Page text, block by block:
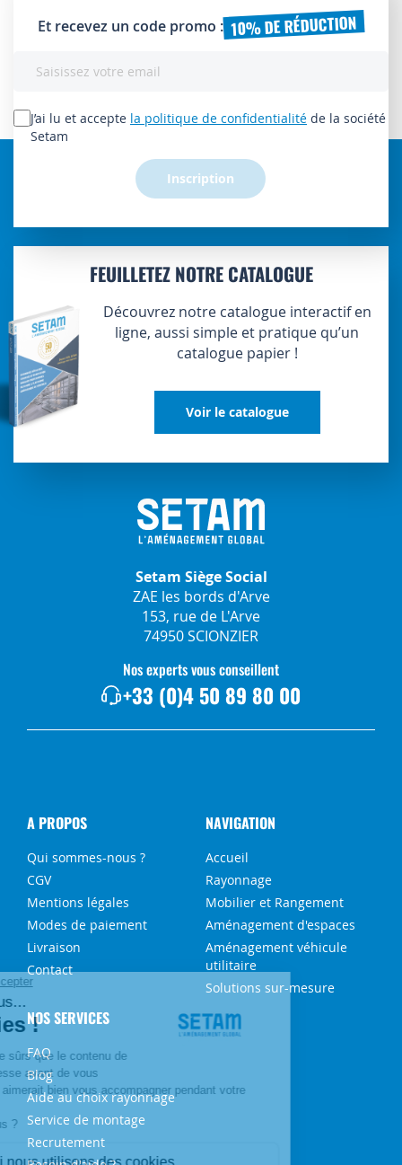
Et recevez un code promo : 10% DE RÉDUCTION
lettre
d’information
J’ai lu et accepte la politique de confidentialité de la société
Setam
Inscription
FEUILLETEZ NOTRE CATALOGUE
Découvrez notre catalogue interactif en
ligne, aussi simple et pratique qu’un
catalogue papier !
Voir le catalogue
Setam Siège Social
ZAE les bords d'Arve
153, rue de L'Arve
74950 SCIONZIER
Nos experts vous conseillent
+33 (0)4 50 89 80 00
A PROPOS
Qui sommes-nous ?
CGV
Mentions légales
Modes de paiement
Livraison
Contact
NAVIGATION
Accueil
Rayonnage
Mobilier et Rangement
Aménagement d'espaces
Aménagement véhicule
utilitaire
Solutions sur-mesure
NOS SERVICES
FAQ
Blog
Aide au choix rayonnage
Service de montage
Recrutement